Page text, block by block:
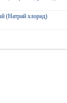
(Натрий хлорид)